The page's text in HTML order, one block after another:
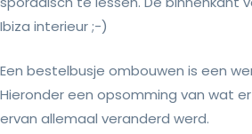
Ibiza interieur ;-)
Een bestelbusje ombouwen is een
Hieronder een opsomming van wat
ervan allemaal veranderd werd.